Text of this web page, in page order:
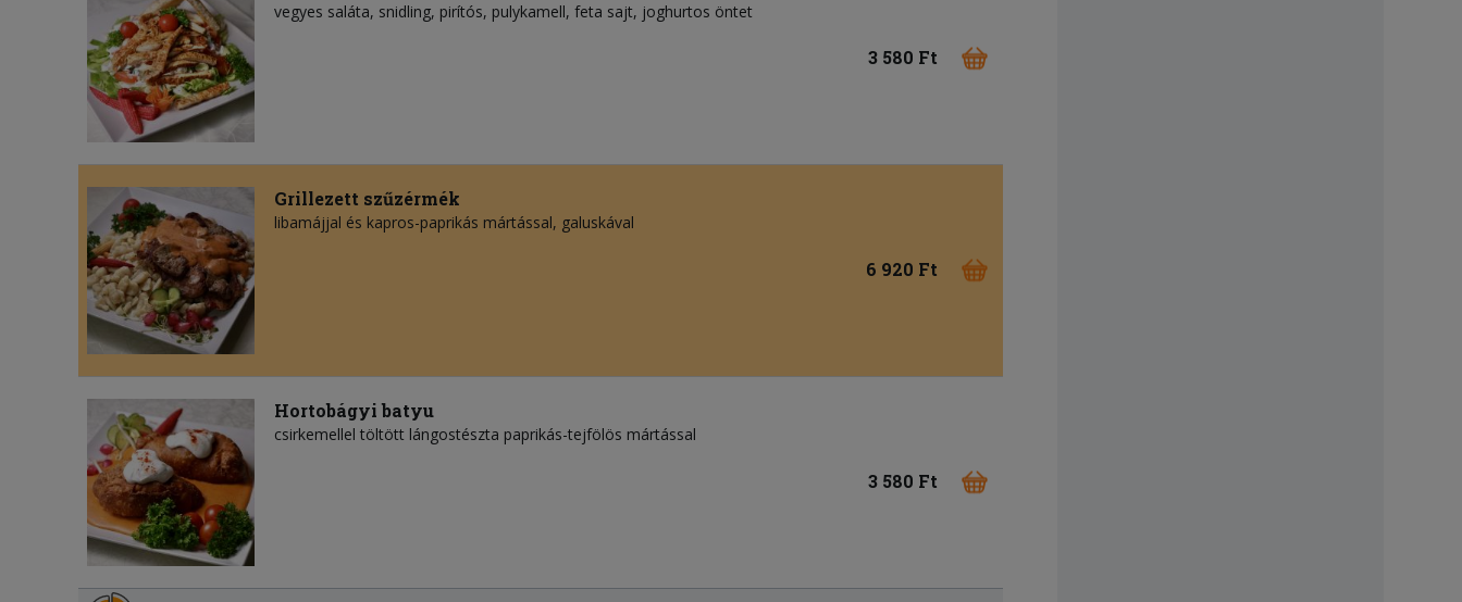
vegyes saláta snidling pirítós pulykamell feta sajt joghurtos öntet
3 580 Ft
Grillezett szűzérmék
libamájjal és kapros-paprikás mártással, galuskával
6 920 Ft
Hortobágyi batyu
csirkemellel töltött lángostészta paprikás-tejfölös mártással
3 580 Ft